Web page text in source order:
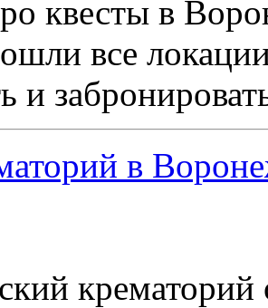
квесты в
все
и
в
крематорий